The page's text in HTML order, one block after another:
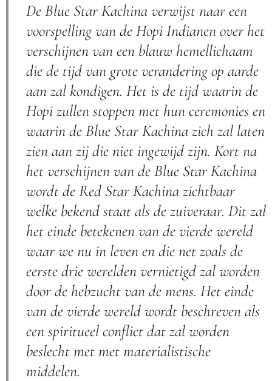
De Blue Star Kachina verwijst naar een
voorspelling van de Hopi Indianen over het
verschijnen van een blauw hemellichaam
die de tijd van grote verandering op aarde
aan zal kondigen. Het is de tijd waarin de
Hopi zullen stoppen met hun ceremonies en
waarin de Blue Star Kachina zich zal laten
zien aan zij die niet ingewijd zijn. Kort na
het verschijnen van de Blue Star Kachina
wordt de Red Star Kachina zichtbaar
welke bekend staat als de zuiveraar. Dit zal
het einde betekenen van de vierde wereld
waar we nu in leven en die net zoals de
eerste drie werelden vernietigd zal worden
door de hebzucht van de mens. Het einde
van de vierde wereld wordt beschreven als
een spiritueel conflict dat zal worden
beslecht met met materialistische
middelen.